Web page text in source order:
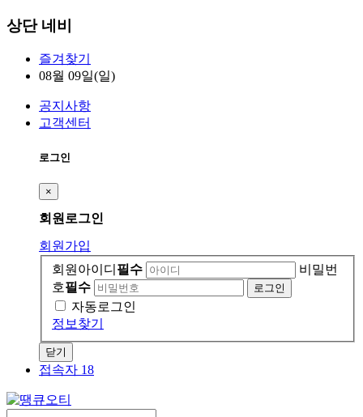
상단 네비
즐겨찾기
08월 09일(일)
공지사항
고객센터
로그인
×
회원 로그인
회원가입
회원아이디 필수
비밀번
호필수
자동로그인
정보찾기
닫기
접속자 18